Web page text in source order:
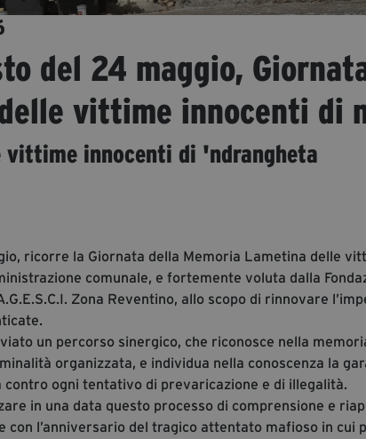
del 24 maggio,
vittime innocenti di
vittime innocenti di 'ndrangheta
ricorre la Giornata della Memoria Lametina delle
comunale, e fortemente voluta dalla
Zona Reventino, allo scopo di rinnovare
un percorso sinergico, che riconosce nella
organizzata, e individua nella conoscenza la
contro ogni tentativo di prevaricazione e di illegalità.
in una data questo processo di comprensione e
con l’anniversario del tragico attentato mafioso in cui